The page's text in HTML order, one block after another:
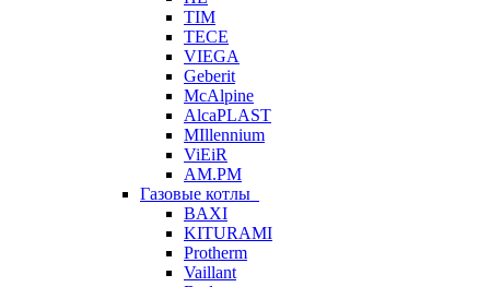
TIM
TECE
VIEGA
Geberit
McAlpine
AlcaPLAST
MIllennium
ViEiR
AM.PM
Газовые котлы
BAXI
KITURAMI
Protherm
Vaillant